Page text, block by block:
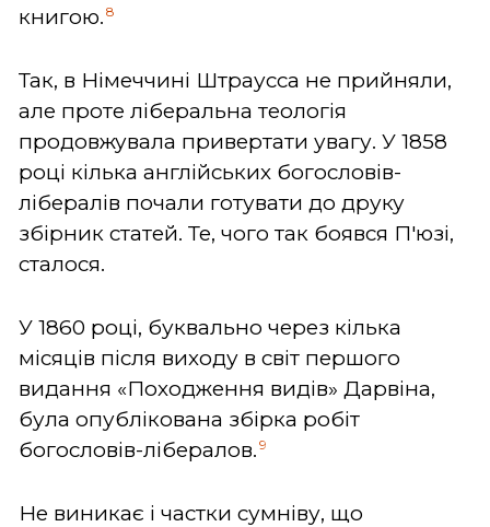
книгою. 8
Так, в Німеччині Штраусса не прийняли,
але проте ліберальна теологія
продовжувала привертати увагу. У 1858
році кілька англійських богословів-
лібералів почали готувати до друку
збірник статей. Те, чого так боявся П'юзі,
сталося.
У 1860 році, буквально через кілька
місяців після виходу в світ першого
видання «Походження видів» Дарвіна,
була опублікована збірка робіт
богословів-лібералов. 9
Не виникає і частки сумніву, що